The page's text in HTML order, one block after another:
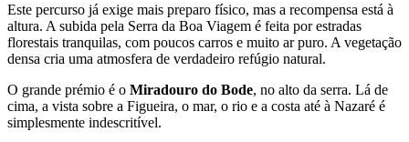
Este percurso já exige mais preparo físico, mas a recompensa está à
altura. A subida pela Serra da Boa Viagem é feita por estradas
florestais tranquilas, com poucos carros e muito ar puro. A vegetação
densa cria uma atmosfera de verdadeiro refúgio natural.
O grande prémio é o Miradouro do Bode, no alto da serra. Lá de
cima, a vista sobre a Figueira, o mar, o rio e a costa até à Nazaré é
simplesmente indescritível.